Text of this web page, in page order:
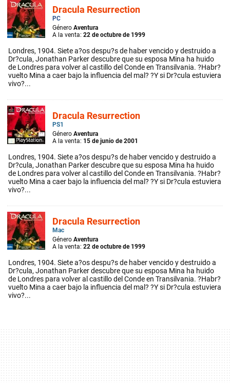
Dracula Resurrection
PC
Género Aventura
A la venta: 22 de octubre de 1999
Londres, 1904. Siete a?os despu?s de haber vencido y destruido a
Dr?cula, Jonathan Parker descubre que su esposa Mina ha huido
de Londres para volver al castillo del Conde en Transilvania. ?Habr?
vuelto Mina a caer bajo la influencia del mal? ?Y si Dr?cula estuviera
vivo?...
Dracula Resurrection
PS1
Género Aventura
A la venta: 15 de junio de 2001
Londres, 1904. Siete a?os despu?s de haber vencido y destruido a
Dr?cula, Jonathan Parker descubre que su esposa Mina ha huido
de Londres para volver al castillo del Conde en Transilvania. ?Habr?
vuelto Mina a caer bajo la influencia del mal? ?Y si Dr?cula estuviera
vivo?...
Dracula Resurrection
Mac
Género Aventura
A la venta: 22 de octubre de 1999
Londres, 1904. Siete a?os despu?s de haber vencido y destruido a
Dr?cula, Jonathan Parker descubre que su esposa Mina ha huido
de Londres para volver al castillo del Conde en Transilvania. ?Habr?
vuelto Mina a caer bajo la influencia del mal? ?Y si Dr?cula estuviera
vivo?...